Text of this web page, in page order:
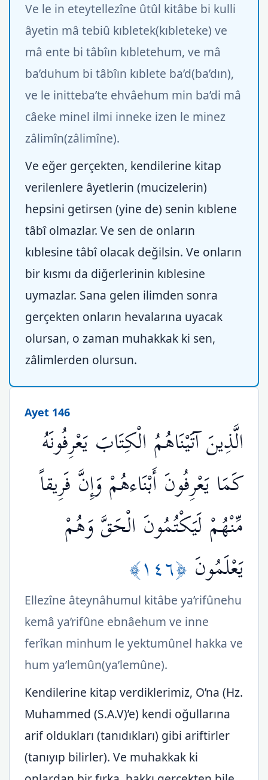
Ve le in eteytellezîne ûtûl kitâbe bi kulli
âyetin mâ tebiû kıbletek(kıbleteke) ve
mâ ente bi tâbîın kıbletehum, ve mâ
ba’duhum bi tâbîın kıblete ba’d(ba’dın),
ve le initteba’te ehvâehum min ba’di mâ
câeke minel ilmi inneke izen le minez
zâlimîn(zâlimîne).
Ve eğer gerçekten, kendilerine kitap
verilenlere âyetlerin (mucizelerin)
hepsini getirsen (yine de) senin kıblene
tâbî olmazlar. Ve sen de onların
kıblesine tâbî olacak değilsin. Ve onların
bir kısmı da diğerlerinin kıblesine
uymazlar. Sana gelen ilimden sonra
gerçekten onların hevalarına uyacak
olursan, o zaman muhakkak ki sen,
zâlimlerden olursun.
Ayet 146
الَّذِينَ آتَيْنَاهُمُ الْكِتَابَ يَعْرِفُونَهُ
كَمَا يَعْرِفُونَ أَبْنَاءهُمْ وَإِنَّ فَرِيقاً
مِّنْهُمْ لَيَكْتُمُونَ الْحَقَّ وَهُمْ
يَعْلَمُونَ ﴿١٤٦﴾
Ellezîne âteynâhumul kitâbe ya’rifûnehu
kemâ ya’rifûne ebnâehum ve inne
ferîkan minhum le yektumûnel hakka ve
hum ya’lemûn(ya’lemûne).
Kendilerine kitap verdiklerimiz, O’na (Hz.
Muhammed (S.A.V)’e) kendi oğullarına
arif oldukları (tanıdıkları) gibi ariftirler
(tanıyıp bilirler). Ve muhakkak ki